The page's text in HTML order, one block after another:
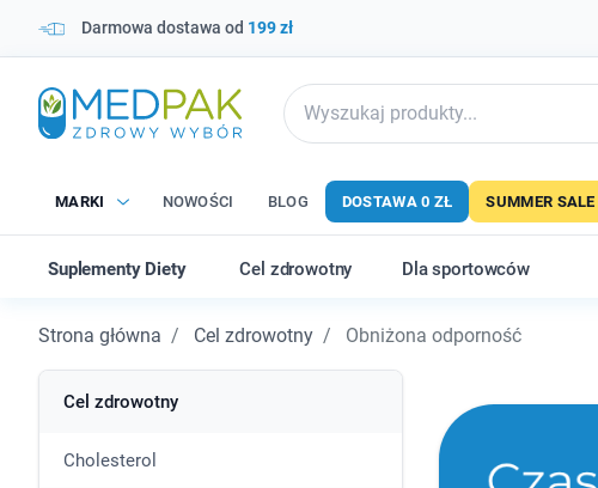
Darmowa dostawa od 199 zł
MARKI NOWOŚCI BLOG DOSTAWA 0 ZŁ SUMMER SALE
Suplementy Diety Cel zdrowotny Dla sportowców
Strona główna Cel zdrowotny Obniżona odporność
Cel zdrowotny
Cholesterol